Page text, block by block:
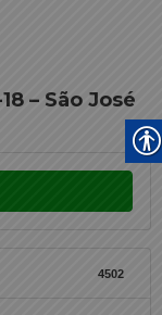
– São José
4502